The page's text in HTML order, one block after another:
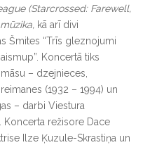
(Starcrossed: Farewell,
kā arī divi
Šmites “Trīs gleznojumi
Koncertā tiks
– dzejnieces,
(1932 – 1994) un
– darbi Viestura
Koncerta režisore Dace
Ilze Ķuzule-Skrastiņa un